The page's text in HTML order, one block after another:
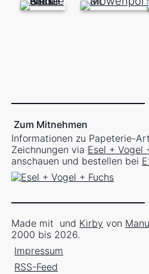
Zum Mitnehmen
Informationen zu Papeterie-
Zeichnungen via Esel + Vogel
anschauen und bestellen bei
Made mit und Kirby von
2000 bis 2026.
Impressum
RSS-Feed